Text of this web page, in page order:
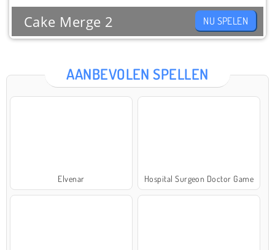
AANBEVOLEN SPELLEN
Elvenar Hospital Surgeon Doctor Game
Cake Merge 2 NU SPELEN